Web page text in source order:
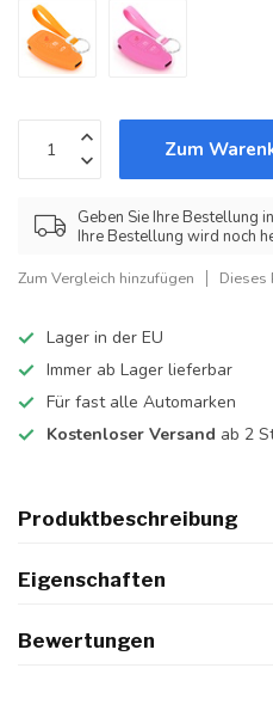
Zum
Geben Sie Ihre Bestellung
Ihre Bestellung wird noch
Zum Vergleich hinzufügen Dieses
Lager in der EU
Immer ab Lager lieferbar
Für fast alle Automarken
Kostenloser Versand ab 2
Produktbeschreibung
Eigenschaften
Bewertungen